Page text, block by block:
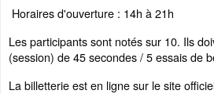
Horaires d'ouverture : 14h à 21h
Les participants sont notés sur 10. Ils
(session) de 45 secondes / 5 essais de
La billetterie est en ligne sur le site